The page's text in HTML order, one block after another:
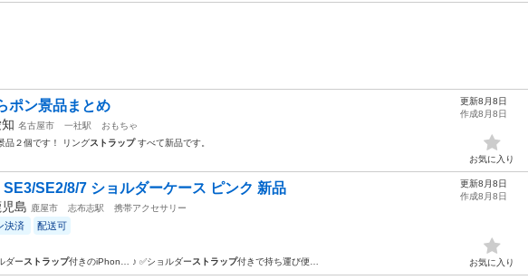
ポン景品まとめ
名古屋市 一社駅
おもちゃ
品２個です！ リングストラップすべて新品です。
更新8月8日
作成8月8日
お気に入り
SE2/8/7 ショルダーケース ピンク 新品
児島 鹿屋市 志布志駅 携帯アクセサリー
決済 配送可
ダーストラップ付きのiPhon… ♪ ✅ショルダーストラップ付きで持ち運び便…
更新8月8日
作成8月8日
お気に入り